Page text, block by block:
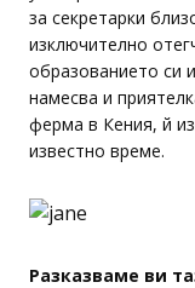
за секретарки
изключително
образованието си
намесва и
ферма в Кения, й
известно време.
Разказваме ви